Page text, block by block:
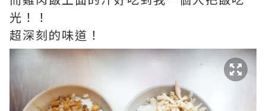
光！！
超深刻的味道！